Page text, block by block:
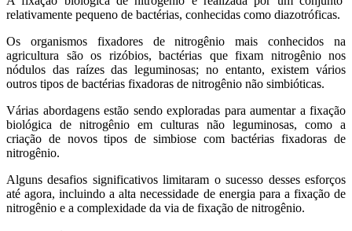
relativamente pequeno de bactérias, conhecidas como diazotróficas.
Os organismos fixadores de nitrogênio mais conhecidos na
agricultura são os rizóbios, bactérias que fixam nitrogênio nos
nódulos das raízes das leguminosas; no entanto, existem vários
outros tipos de bactérias fixadoras de nitrogênio não simbióticas.
Várias abordagens estão sendo exploradas para aumentar a fixação
biológica de nitrogênio em culturas não leguminosas, como a
criação de novos tipos de simbiose com bactérias fixadoras de
nitrogênio.
Alguns desafios significativos limitaram o sucesso desses esforços
até agora, incluindo a alta necessidade de energia para a fixação de
nitrogênio e a complexidade da via de fixação de nitrogênio.